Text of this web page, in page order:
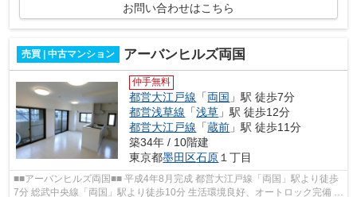
お問い合わせはこちら
売買 | 中古マンション アーバンヒルズ両国
仲手無料
都営大江戸線 「両国 」駅 徒歩7分
都営浅草線 「浅草 」駅 徒歩12分
都営大江戸線 「蔵前 」駅 徒歩11分
築34年 / 10階建
東京都墨田区石原 １丁目
■■アーバンヒルズ両国■■ 平成4年8月完成 都営大江戸線「両国」駅より徒歩
7分 総武中央線「両国」駅より徒歩10分 生活環境良好、オートロック完備 公